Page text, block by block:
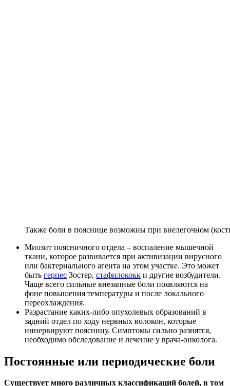
Также боли в пояснице возможны при внелегочном
Миозит поясничного отдела – воспаление мышечной
ткани, которое развивается при активизации вирусного
или бактериального агента на этом участке. Это может
быть герпес Зостер, стафилококк и другие возбудители.
Чаще всего сильные внезапные боли появляются на
фоне повышения температуры и после локального
переохлаждения.
Разрастание каких-либо опухолевых образований в
задний отдел по ходу нервных волокон, которые
иннервируют поясницу. Симптомы сильно разнятся,
необходимо обследование и лечение у врача-онколога.
Постоянные или периодические боли
Существует много различных классификаций болей, в том